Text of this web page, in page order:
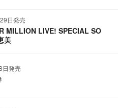
日発売
MILLION LIVE! SPECIAL SO
美
日発売